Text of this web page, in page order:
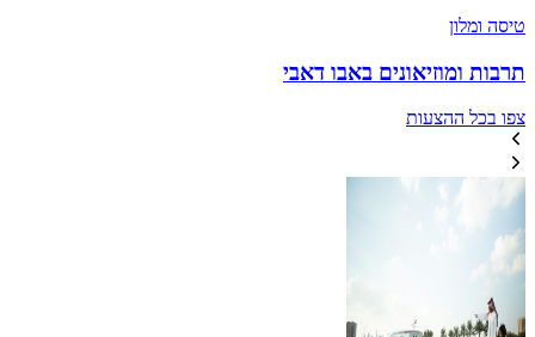
טיסה ומלון
תרבות ומוזיאונים באבו דאבי
צפו בכל ההצעות